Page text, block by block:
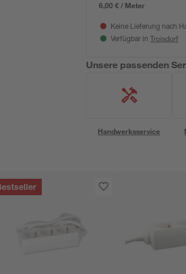
6,00 € / Meter
Keine Lieferung nach
Verfügbar in Troisdorf
Unsere passenden
Handwerksservice